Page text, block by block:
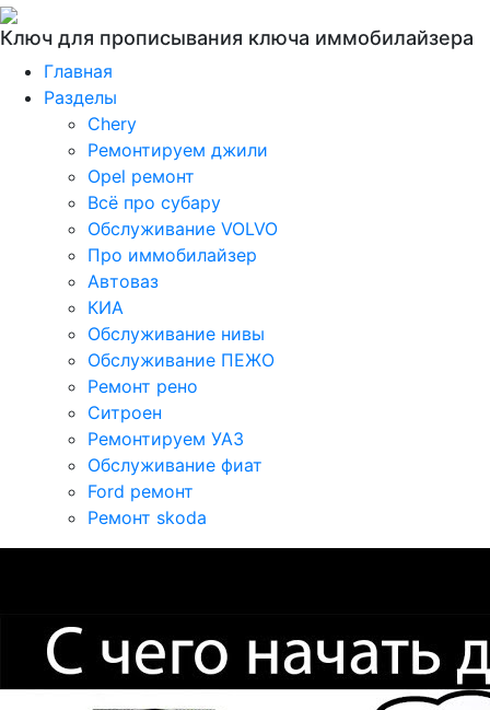
Ключ для прописывания ключа иммобилайзера
Главная
Разделы
Chery
Ремонтируем джили
Opel ремонт
Всё про субару
Обслуживание VOLVO
Про иммобилайзер
Автоваз
КИА
Обслуживание нивы
Обслуживание ПЕЖО
Ремонт рено
Ситроен
Ремонтируем УАЗ
Обслуживание фиат
Ford ремонт
Ремонт skoda